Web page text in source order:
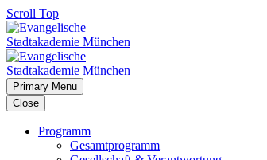
Scroll Top
Primary Menu
Close
Programm
Gesamtprogramm